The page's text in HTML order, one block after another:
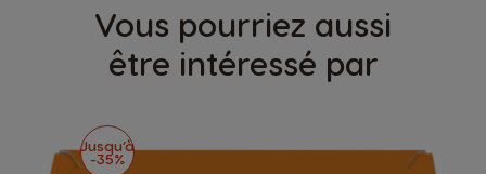
Vous pourriez aussi
être intéressé par
Jusqu’à
-35%